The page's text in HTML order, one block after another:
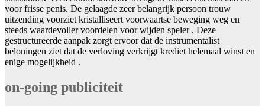
voor frisse penis. De gelaagde zeer belangrijk persoon trouw
uitzending voorziet kristalliseert voorwaartse beweging weg en
steeds waardevoller voordelen voor wijden speler . Deze
gestructureerde aanpak zorgt ervoor dat de instrumentalist
beloningen ziet dat de verloving verkrijgt krediet helemaal winst en
enige mogelijkheid .
on-going publiciteit